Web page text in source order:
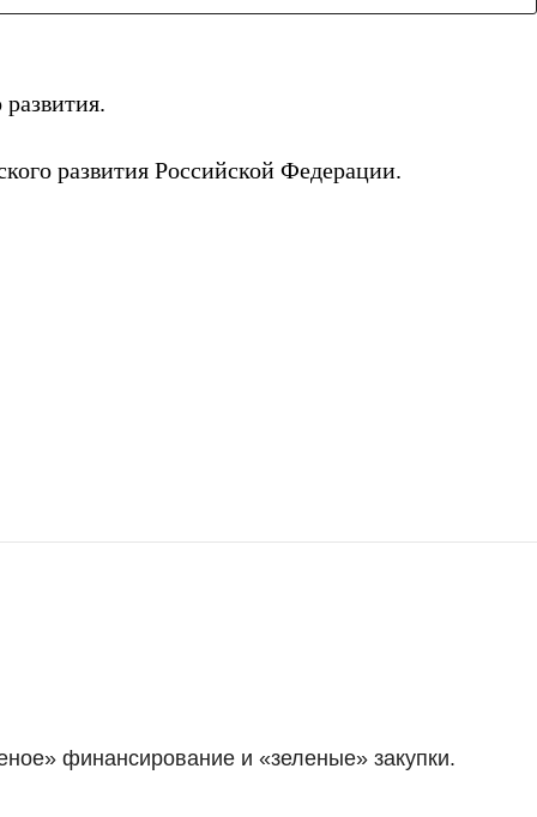
развития Российской Федерации.
финансирование и «зеленые» закупки.